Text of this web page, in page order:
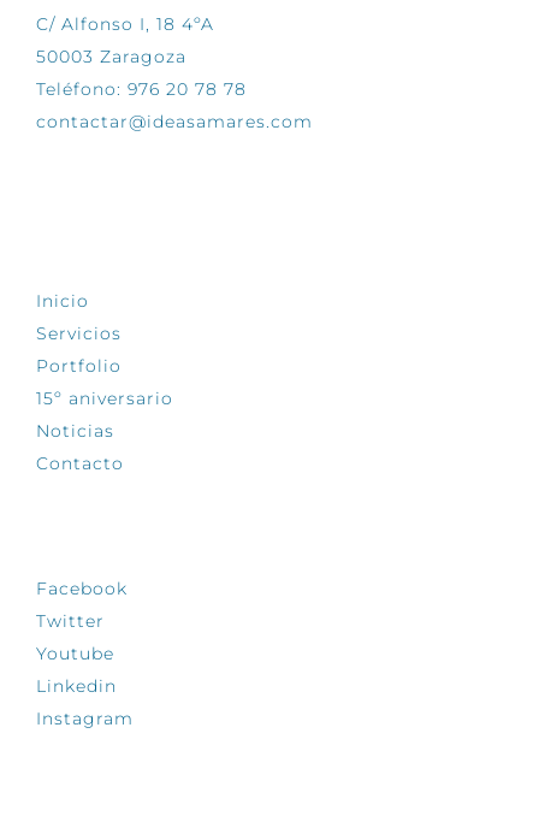
C/ Alfonso I, 18 4ºA
50003 Zaragoza
Teléfono: 976 20 78 78
contactar@ideasamares.com
Inicio
Servicios
Portfolio
15º aniversario
Noticias
Contacto
Facebook
Twitter
Youtube
Linkedin
Instagram